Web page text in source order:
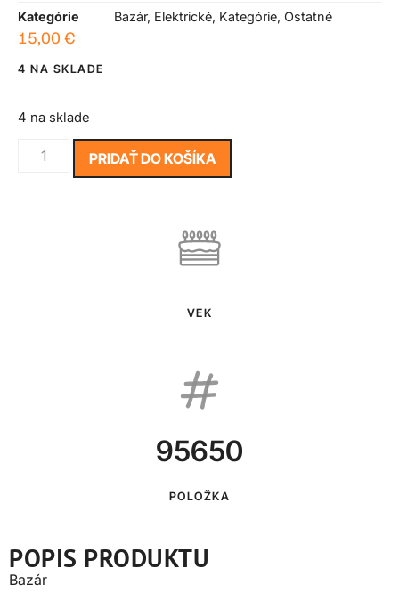
Kategórie
Bazár, Elektrické, Kategórie, Ostatné
15,00 €
4 NA SKLADE
4 na sklade
PRIDAŤ DO KOŠÍKA
VEK
95650
POLOŽKA
POPIS PRODUKTU
Bazár